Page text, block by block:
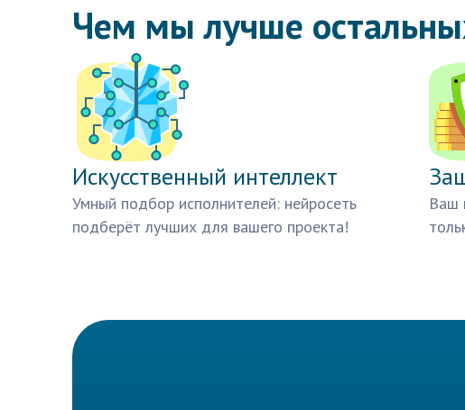
Чем мы лучше
Искусственный интеллект
Умный подбор исполнителей: нейросеть
подберёт лучших для вашего проекта!
Ваш